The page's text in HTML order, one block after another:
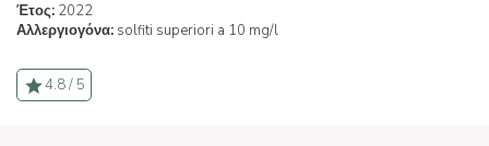
Έτος: 2022
Αλλεργιογόνα: solfiti superiori a 10 mg/l
4.8 / 5